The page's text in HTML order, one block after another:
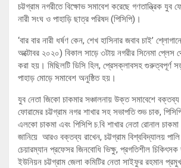
চট্টগ্রাম নগরীতে বিক্ষোভ সমাবেশ করেছে গণতান্ত্রিক যুব
নারী সংঘ ও পাহাড়ি ছাত্র পরিষদ (পিসিপি)।
‘‌বার বার নারী ধর্ষণ কেন, শেখ হাসিনার জবাব চাই’
অক্টোবর ২০২০) বিকাল সাড়ে ৩টায় নগরীর সিনেমা প্লেস
করা হয়। মিছিলটি ডিসি হিল, প্রেসক্লাবসহ গুরুত্বপূর্ণ
পাহাড় মোড়ে সমাবেশ অনুষ্ঠিত হয়।
যুব নেতা জিকো চাকমার সঞ্চালনায় উক্ত সমাবেশে বক্তব্য
ফোরামের চট্টগ্রাম নগর শাখার সহ সভাপতি শুভ চাক,
এলকো চাকমা এবং পিসিপি চ.বি শাখার নেতা রোনাল
জানিয়ে আরও বক্তব্য রাখেন, চট্টগ্রাম বিশ্ববিদ্যালয় পালি
চেয়ারম্যান প্রফেসর জিনবোধি ভিক্ষু, প্রগতিশীল
ইউনিয়ন চট্টগ্রাম জেলা কমিটির নেতা সাইফুর রহমান